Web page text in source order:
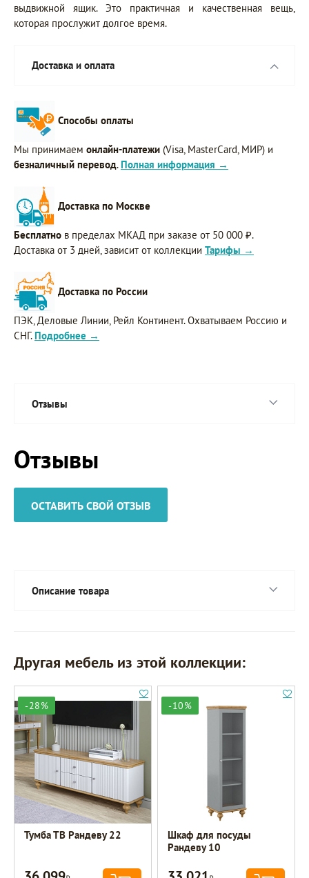
выдвижной ящик. Это практичная и качественная вещь,
которая прослужит долгое время.
Доставка и оплата
Способы оплаты
Мы принимаем онлайн-платежи (Visa, MasterCard, МИР) и
безналичный перевод. Полная информация →
Доставка по Москве
Бесплатно в пределах МКАД при заказе от 50 000 ₽.
Доставка от 3 дней, зависит от коллекции Тарифы →
Доставка по России
ПЭК, Деловые Линии, Рейл Континент. Охватываем Россию и
СНГ. Подробнее →
Отзывы
Отзывы
ОСТАВИТЬ СВОЙ ОТЗЫВ
Описание товара
Другая мебель из этой коллекции:
-28%
Тумба ТВ Рандеву 22
Р
-10%
Шкаф для посуды
Рандеву 10
Р